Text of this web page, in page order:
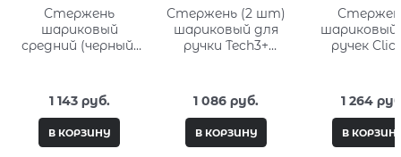
Стержень
шариковый
средний (черный)
1 143 руб.
В КОРЗИНУ
Стержень (2 шт)
шариковый для
ручки Tech3+
(Cross) 8518-6
1 086 руб.
В КОРЗИНУ
шариковый
ручек
(черный)
(Cross)
1 264
В